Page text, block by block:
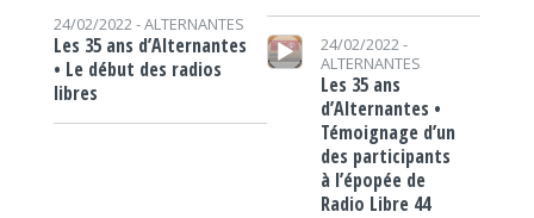
24/02/2022 -ALTERNANTES
Les 35 ans d’Alternantes
• Le début des radios
libres
Lecteur audio
24/02/2022 -
ALTERNANTES
Les 35 ans
d’Alternantes •
Témoignage d’un
des participants
à l’épopée de
Radio Libre 44